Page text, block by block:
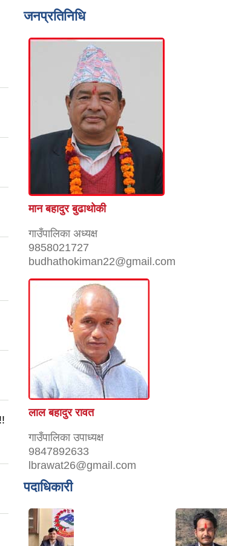
जनप्रतिनिधि
मान बहादुर बुढाथाेकी
गाउँपालिका अध्यक्ष
9858021727
budhathokiman22@gmail.com
लाल बहादुर रावत
गाउँपालिका उपाध्यक्ष
9847892633
lbrawat26@gmail.com
पदाधिकारी